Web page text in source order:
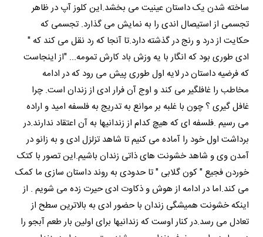
ساخته شدن یک داستان عینیت می بخشد.این کلوز آپ در ظاهر
تجسمی از استیصال اندی را به نمایش می گذارد. تجسمی که
حکایت از درد و رنج در گذشته دارد.تا آنجا که رد نقل می کند که "
ادی طوری بود که انگار با یه وزش باد کارش تمومه... "از اینجاست
که فرضیه داستان در لایه اول طوری پیش می رود که در ادامه
مخاطب را غافلگیر می کند و اوج آن فرار ادی از زندان است. چرا
غافل گیری ؟ چون با غلبه بر موانع به تدریج به فلسفه امید و اراده
می رسیم .فلسفه ای که هیچ کدام از زندانیها به آن اعتقاد ندارند.در
برداشت اول خود را آماده می کنیم تا شاهد تزلزل ادی و به زانو در
آمدن وی و شاهد خشونت های ذاتی زندان باشیم.این تصور با کتک
خوردن فجیع " کون گلابی " تا حدودی به روند داستان سازی ما کمک
می کند.اما در ادامه از هوش و ذکاوت ادی حیرت زده می شویم . از
اینکه خشونت همیشگی زندان با حضور ادی به بالاترین سطح از
تعادل می رسد.در کنار اوست که زندانیها برای اولین بار طعم آبجو را